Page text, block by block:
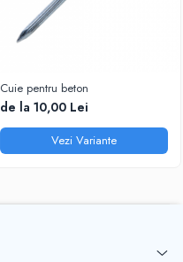
Cuie pentru beton
de la 10,00 Lei
Vezi Variante